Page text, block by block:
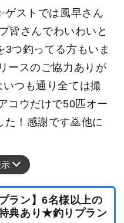
ゲストでは風早さん
皆さんでわいわいと
3つ釣ってる方もいま
ースのご協力ありが
いつも通り全ては撮
コウだけで50匹オー
た！感謝です🙇他に
ラン】6名様以上の
典あり★釣りプラン